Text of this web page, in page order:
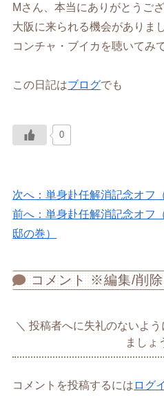
Mさん、本当にありがとうござ
大阪に来られる機会がありま
コンチャ・ブイカを聴いてみ
この日記はブログでも
0
次へ：単身赴任解消記念オフ
前へ：単身赴任解消記念オフ
邸の巻）
コメント ※編集/削
投稿者へに失礼のないよ
ましょ
コメントを投稿するには ログ